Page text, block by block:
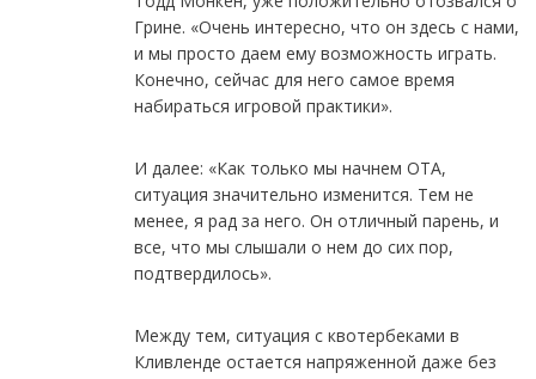
Грине. «Очень интересно, что он здесь с нами,
и мы просто даем ему возможность играть.
Конечно, сейчас для него самое время
набираться игровой практики».
И далее: «Как только мы начнем OTA,
ситуация значительно изменится. Тем не
менее, я рад за него. Он отличный парень, и
все, что мы слышали о нем до сих пор,
подтвердилось».
Между тем, ситуация с квотербеками в
Кливленде остается напряженной даже без